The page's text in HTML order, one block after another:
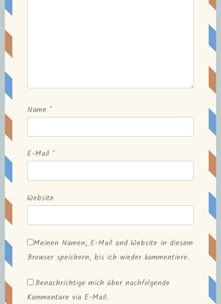
Name *
E-Mail *
Website
Meinen Namen, E-Mail und Website in diesem
Browser speichern, bis ich wieder kommentiere.
Benachrichtige mich über nachfolgende
Kommentare via E-Mail.